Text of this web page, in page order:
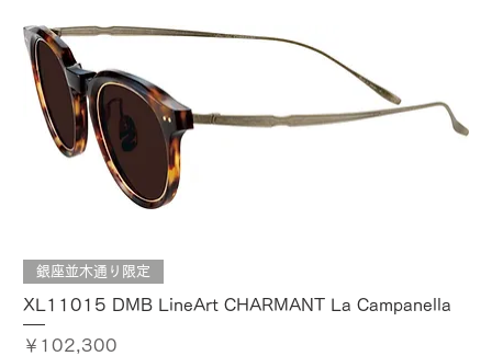
銀座並木通り限定
XL11015 DMB LineArt CHARMANT La Campanella
価格
￥102,300